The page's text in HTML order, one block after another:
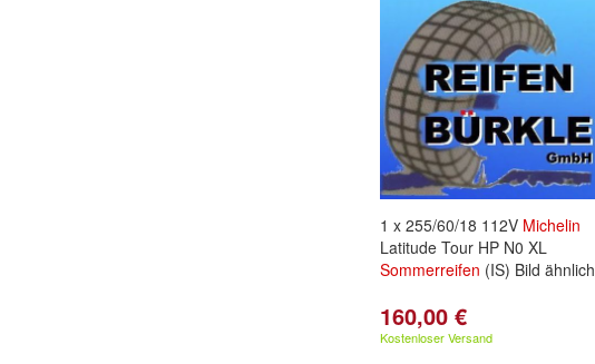
1 x 255/60/18 112V Michelin
Latitude Tour HP N0 XL
Sommerreifen (IS) Bild ähnlich
160,00 €
Kostenloser Versand